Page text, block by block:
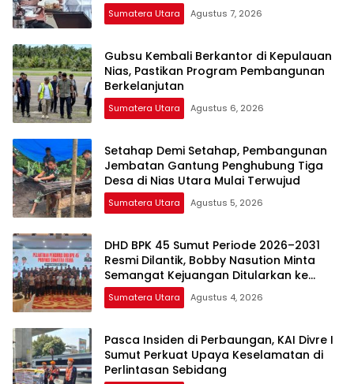
Sumatera Utara Agustus 7, 2026
Gubsu Kembali Berkantor di Kepulauan
Nias, Pastikan Program Pembangunan
Berkelanjutan
Sumatera Utara Agustus 6, 2026
Setahap Demi Setahap, Pembangunan
Jembatan Gantung Penghubung Tiga
Desa di Nias Utara Mulai Terwujud
Sumatera Utara Agustus 5, 2026
DHD BPK 45 Sumut Periode 2026–2031
Resmi Dilantik, Bobby Nasution Minta
Semangat Kejuangan Ditularkan ke
Generasi Muda
Sumatera Utara Agustus 4, 2026
Pasca Insiden di Perbaungan, KAI Divre I
Sumut Perkuat Upaya Keselamatan di
Perlintasan Sebidang